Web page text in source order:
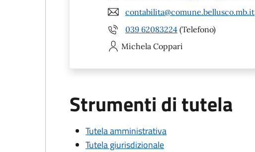
contabilita@comune.bellusco.mb.it
039 62083224 (Telefono)
Michela Coppari
Strumenti di tutela
Tutela amministrativa
Tutela giurisdizionale